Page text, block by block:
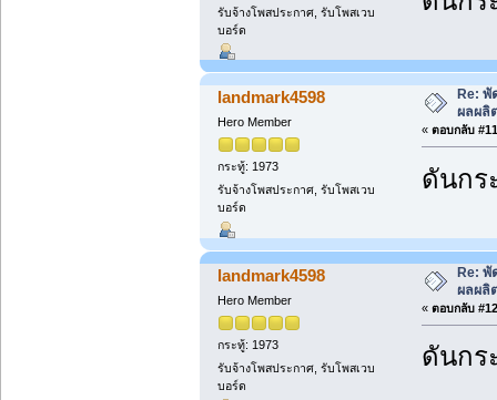
รับจ้างโพสประกาศ, รับโพสเวบ
บอร์ด
landmark4598
Hero Member
กระทู้: 1973
รับจ้างโพสประกาศ, รับโพสเวบ
บอร์ด
Re: พั
ผลผลิ
« ตอบกลับ
ดันกร
landmark4598
Hero Member
กระทู้: 1973
รับจ้างโพสประกาศ, รับโพสเวบ
บอร์ด
Re: พั
ผลผลิ
« ตอบกลับ
ดันกร